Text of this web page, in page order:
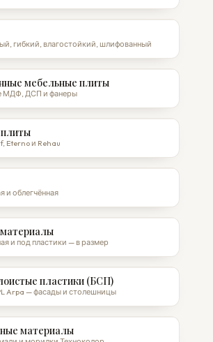
гибкий, влагостойкий, шлифованный
мебельные плиты
МДФ, ДСП и фанеры
Eterno и Rehau
и облегчённая
и под пластики — в размер
пластики (БСП)
Arpa — фасады и столешницы
материалы